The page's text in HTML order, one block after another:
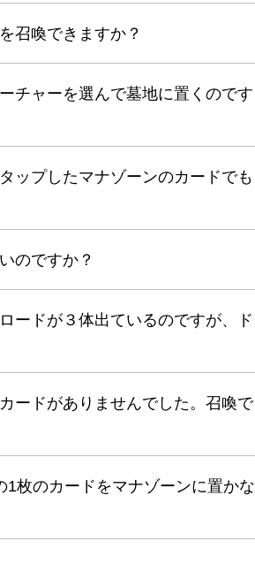
召喚できますか？
チャーを選んで墓地に置くのです
ップしたマナゾーンのカードでも
のですか？
ードが３体出ているのですが、ド
ードがありませんでした。召喚で
枚のカードをマナゾーンに置かな